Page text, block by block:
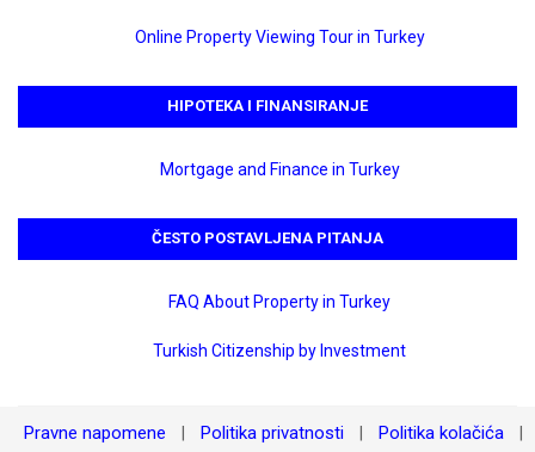
Online Property Viewing Tour in Turkey
HIPOTEKA I FINANSIRANJE
Mortgage and Finance in Turkey
ČESTO POSTAVLJENA PITANJA
FAQ About Property in Turkey
Turkish Citizenship by Investment
Pravne napomene Politika privatnosti Politika kolačića